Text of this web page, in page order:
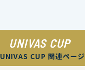
UNIVAS CUP
UNIVAS CUP 関連ページ